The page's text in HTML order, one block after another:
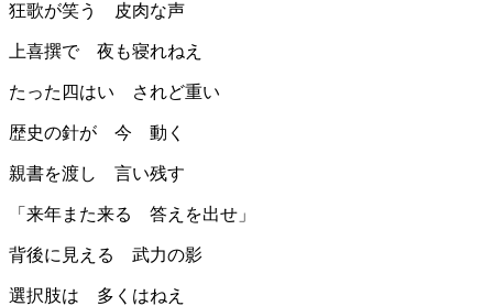
狂歌が笑う 皮肉な声
上喜撰で 夜も寝れねえ
たった四はい されど重い
歴史の針が 今 動く
親書を渡し 言い残す
「来年また来る 答えを出せ」
背後に見える 武力の影
選択肢は 多くはねえ